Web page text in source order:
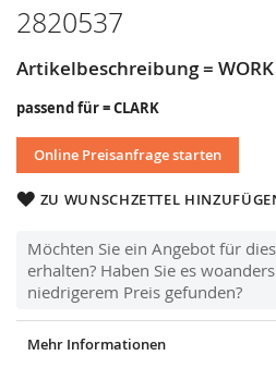
2820537
Artikelbeschreibung = WORK
passend für = CLARK
Online Preisanfrage starten
ZU WUNSCHZETTEL
Möchten Sie ein Angebot für
erhalten? Haben Sie es
niedrigerem Preis gefunden?
Bildergalerie
Mehr Informationen